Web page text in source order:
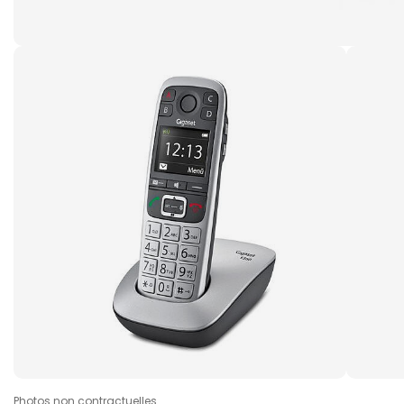
Photos non contractuelles